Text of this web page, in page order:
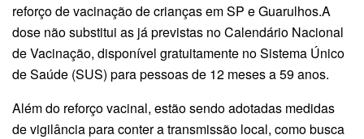
reforço de vacinação de crianças em SP e Guarulhos.A
dose não substitui as já previstas no Calendário Nacional
de Vacinação, disponível gratuitamente no Sistema Único
de Saúde (SUS) para pessoas de 12 meses a 59 anos.
Além do reforço vacinal, estão sendo adotadas medidas
de vigilância para conter a transmissão local, como busca